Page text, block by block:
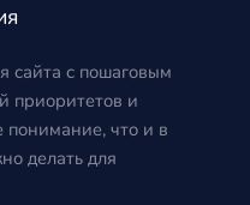
сайта с пошаговым
приоритетов и
понимание, что и в
делать для